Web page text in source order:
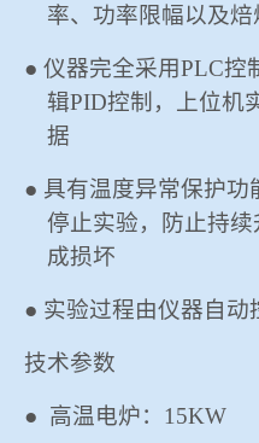
工业分析、测硫仪等
率、功率限幅以及焙
● 仪器完全采用PLC控
辑PID控制 ，上位机
据
● 具有温度异常保护功
停止实验，防止持
成损坏
● 实验过程由仪器自动
技术参数
● 高温电炉： 15KW